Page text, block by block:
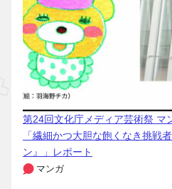
第24回文化庁メディア芸術祭 マ
「繊細かつ大胆な飽くなき挑戦
ン』」レポート
マンガ